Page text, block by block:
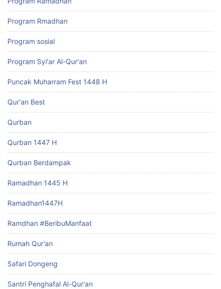
Program Rmadhan
Program sosial
Program Syi'ar Al-Qur'an
Puncak Muharram Fest 1448 H
Qur'an Best
Qurban
Qurban 1447 H
Qurban Berdampak
Ramadhan 1445 H
Ramadhan1447H
Ramdhan #BeribuManfaat
Rumah Qur'an
Safari Dongeng
Santri Penghafal Al-Qur'an